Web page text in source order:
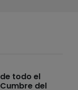
todo el
del